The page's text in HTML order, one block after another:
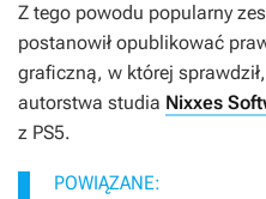
Z tego powodu popularny
postanowił opublikować
graficzną, w której
autorstwa studia Nixxes
z PS5.
POWIĄZANE: